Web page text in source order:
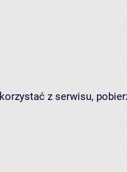
z serwisu,